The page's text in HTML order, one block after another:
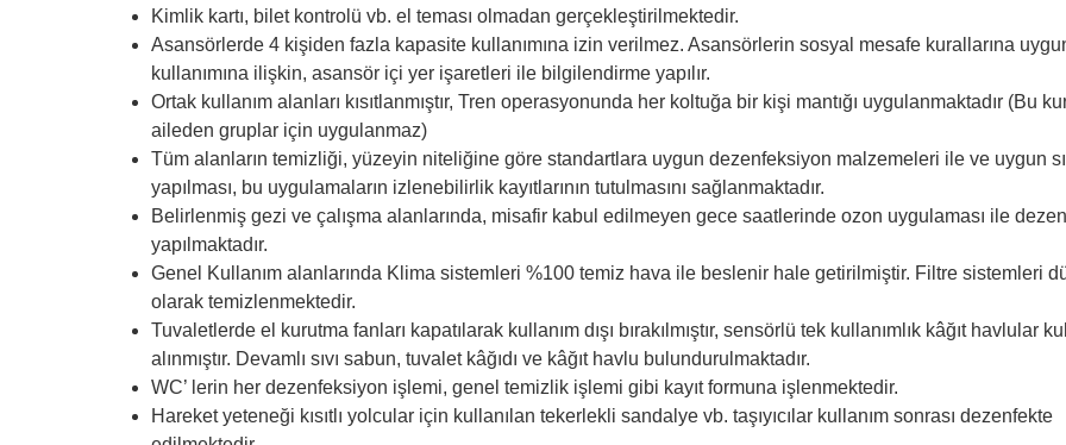
Kimlik kartı, bilet kontrolü vb. el teması olmadan gerçekleştirilmektedir.
Asansörlerde 4 kişiden fazla kapasite kullanımına izin verilmez. Asansörlerin sosyal mesafe kurallarına
kullanımına ilişkin, asansör içi yer işaretleri ile bilgilendirme yapılır.
Ortak kullanım alanları kısıtlanmıştır, Tren operasyonunda her koltuğa bir kişi mantığı uygulanmaktadır (Bu
aileden gruplar için uygulanmaz)
Tüm alanların temizliği, yüzeyin niteliğine göre standartlara uygun dezenfeksiyon malzemeleri ile ve uygun
yapılması, bu uygulamaların izlenebilirlik kayıtlarının tutulmasını sağlanmaktadır.
Belirlenmiş gezi ve çalışma alanlarında, misafir kabul edilmeyen gece saatlerinde ozon uygulaması ile
yapılmaktadır.
Genel Kullanım alanlarında Klima sistemleri %100 temiz hava ile beslenir hale getirilmiştir. Filtre sistemleri
olarak temizlenmektedir.
Tuvaletlerde el kurutma fanları kapatılarak kullanım dışı bırakılmıştır, sensörlü tek kullanımlık kâğıt havlular
alınmıştır. Devamlı sıvı sabun, tuvalet kâğıdı ve kâğıt havlu bulundurulmaktadır.
WC’ lerin her dezenfeksiyon işlemi, genel temizlik işlemi gibi kayıt formuna işlenmektedir.
Hareket yeteneği kısıtlı yolcular için kullanılan tekerlekli sandalye vb. taşıyıcılar kullanım sonrası dezenfekte